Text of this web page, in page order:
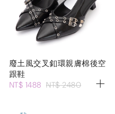
廢土風交叉釦環親膚棉後空
跟鞋
NT$ 1488 NT$ 2480